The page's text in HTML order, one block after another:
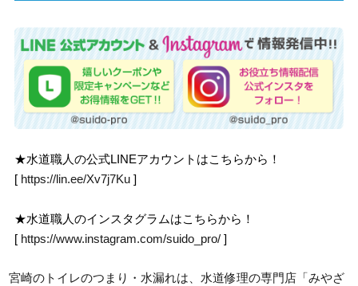
★水道職人の公式LINEアカウントはこちらから！
[ https://lin.ee/Xv7j7Ku ]
★水道職人のインスタグラムはこちらから！
[ https://www.instagram.com/suido_pro/ ]
宮崎のトイレのつまり・水漏れは、水道修理の専門店「みやざ